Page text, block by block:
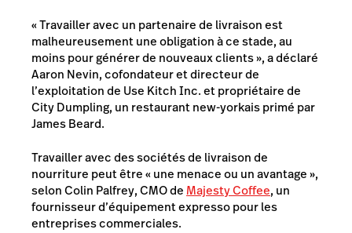
« Travailler avec un partenaire de livraison est
malheureusement une obligation à ce stade, au
moins pour générer de nouveaux clients », a déclaré
Aaron Nevin, cofondateur et directeur de
l’exploitation de Use Kitch Inc. et propriétaire de
City Dumpling, un restaurant new-yorkais primé par
James Beard.
Travailler avec des sociétés de livraison de
nourriture peut être « une menace ou un avantage »,
selon Colin Palfrey, CMO deMajesty Coffee, un
fournisseur d’équipement expresso pour les
entreprises commerciales.